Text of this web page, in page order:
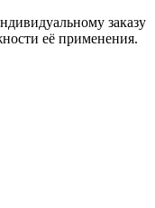
заказу
её применения.